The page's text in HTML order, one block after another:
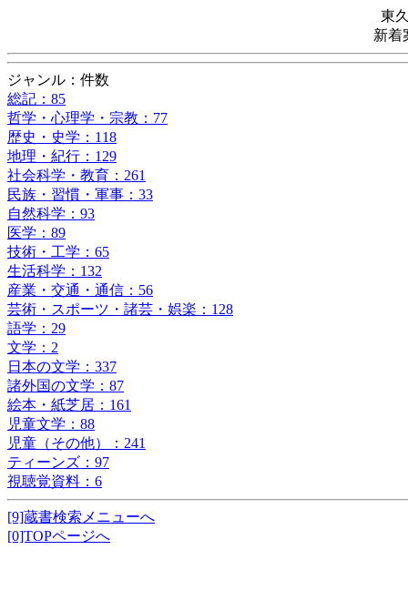
東
新着
ジャンル：件数
総記：85
哲学・心理学・宗教：77
歴史・史学：118
地理・紀行：129
社会科学・教育：261
民族・習慣・軍事：33
自然科学：93
医学：89
技術・工学：65
生活科学：132
産業・交通・通信：56
芸術・スポーツ・諸芸・娯楽：128
語学：29
文学：2
日本の文学：337
諸外国の文学：87
絵本・紙芝居：161
児童文学：88
児童（その他）：241
ティーンズ：97
視聴覚資料：6
[9]蔵書検索メニューへ
[0]TOPページへ